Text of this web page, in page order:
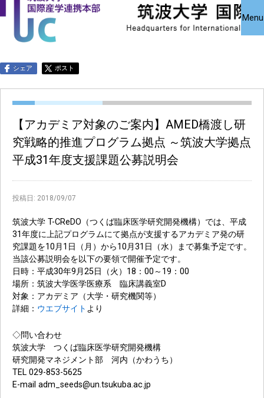
Menu
Close
国際産学連携
本部について
国際産学連携
本部公募事業
共同研究受
究・知的財
シェア ポスト
【アカデミア対象のご案内】AMED橋渡し研
究戦略的推進プログラム拠点 ～筑波大学拠点
平成31年度支援課題公募説明会
投稿日: 2018/09/07
筑波大学 T-CReDO（つくば臨床医学研究開発機構）では、平成
31年度に上記プログラムにて拠点が支援するアカデミア発の研
究課題を10月1日（月）から10月31日（水）まで募集予定です。
当該公募説明会を以下の要領で開催予定です。
日時：平成30年9月25日（火）18：00～19：00
場所：筑波大学医学医療系 臨床講義室D
対象：アカデミア（大学・研究機関等）
詳細： ウエブサイト より
◇問い合わせ
筑波大学 つくば臨床医学研究開発機構
研究開発マネジメント部 河内（かわうち）
TEL 029-853-5625
E-mail adm_seeds@un.tsukuba.ac.jp